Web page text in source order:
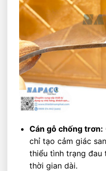
Cán gỗ chống trơn:
chỉ tạo cảm giác
thiểu tình trạng đau
thời gian dài.